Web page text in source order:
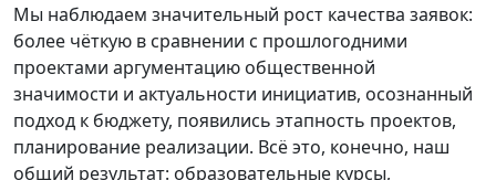
Мы наблюдаем значительный рост качества заявок:
более чёткую в сравнении с прошлогодними
проектами аргументацию общественной
значимости и актуальности инициатив, осознанный
подход к бюджету, появились этапность проектов,
планирование реализации. Всё это, конечно, наш
общий результат: образовательные курсы,